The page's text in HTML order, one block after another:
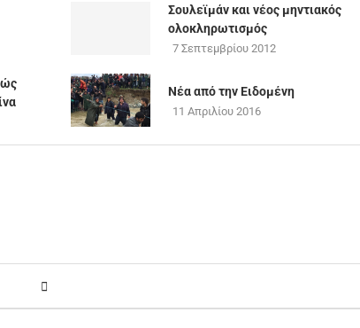
Σουλεϊμάν και νέος μηντιακός
ολοκληρωτισμός
7 Σεπτεμβρίου 2012
Νέα από την Ειδομένη
11 Απριλίου 2016